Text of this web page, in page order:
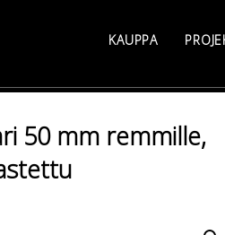
KAUPPA
50 mm remmille,